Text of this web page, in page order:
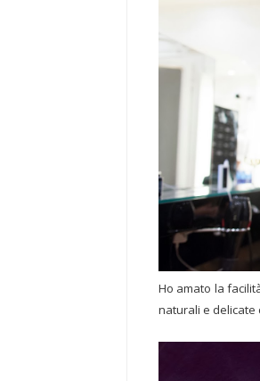
Ho amato la
naturali e delicate